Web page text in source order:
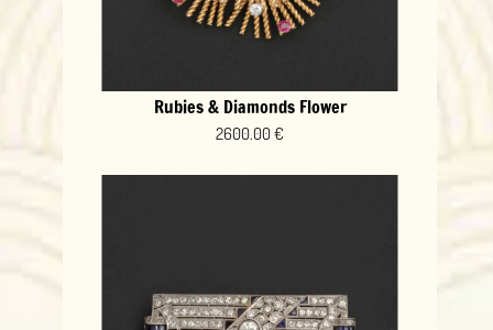
Rubies & Diamonds Flower
2600.00 €